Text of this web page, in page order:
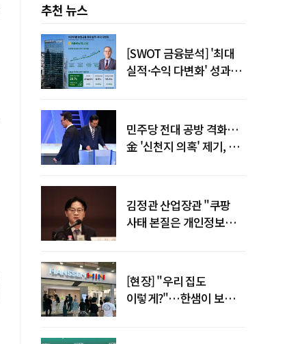
추천 뉴스
[SWOT 금융분석] '최대
실적·수익 다변화' 성과…
민주당 전대 공방 격화…
金 '신천지 의혹' 제기, 鄭
김정관 산업장관 "쿠팡
사태 본질은 개인정보
[현장] "우리 집도
이렇게?"…한샘이 보여준